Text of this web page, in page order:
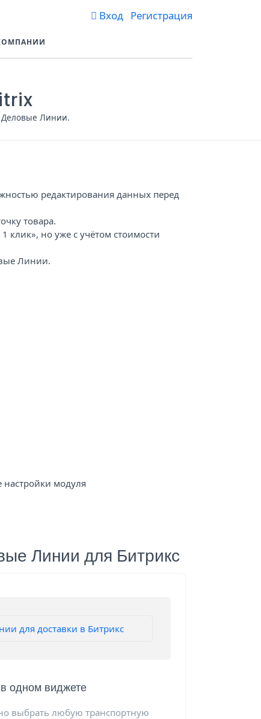
Вход Регистрация
Деловые Линии.
редактирования данных перед
товара.
клик», но уже с учётом стоимости
Линии.
модуля
Линии для Битрикс
одном виджете
выбрать любую транспортную